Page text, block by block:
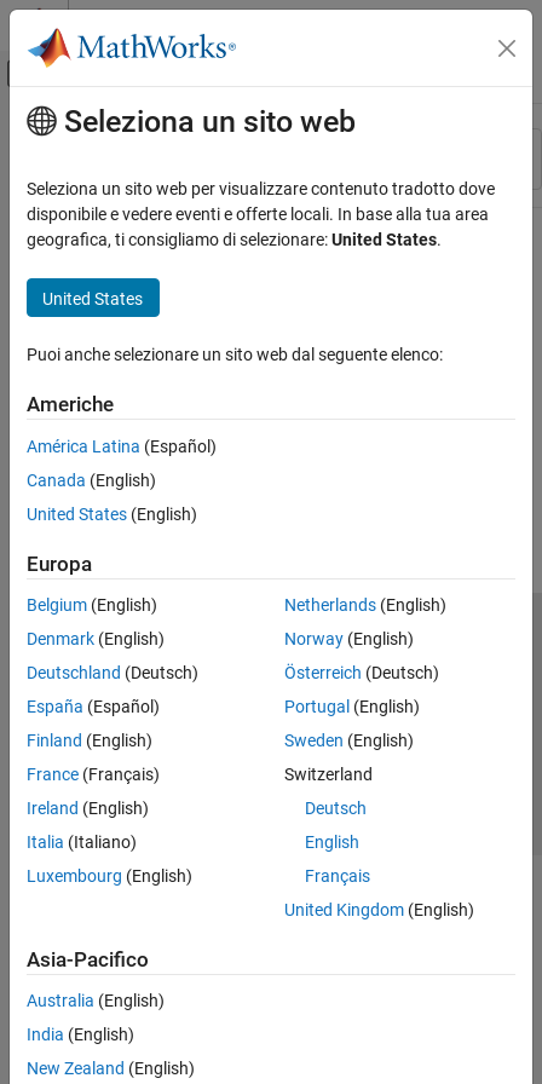
Vai al contenuto
Attiva/disattiva menu di navigazione
Risorsa
Stato
Contenuto principale
Seleziona un sito web
Seleziona un sito web per visualizzare contenuto tradotto dove
disponibile e vedere eventi e offerte locali. In base alla tua area
geografica, ti consigliamo di selezionare:United States.
United States
Puoi anche selezionare un sito web dal seguente elenco:
Americhe
América Latina (Español)
Canada (English)
United States (English)
Europa
Belgium (English)
Denmark (English)
Deutschland (Deutsch)
España (Español)
Finland (English)
France (Français)
Ireland (English)
Italia (Italiano)
Luxembourg (English)
Netherlands(English)
Norway(English)
Österreich (Deutsch)
Portugal (English)
Sweden (English)
Switzerland
Deutsch
English
Français
United Kingdom(English)
Asia-Pacifico
Australia (English)
India (English)
New Zealand (English)
Centro di fiducia
Informativa sulla privacy
Antipirateria
Stato dell'applicazione
Contatti
© 1994-2026 The MathWorks, Inc.